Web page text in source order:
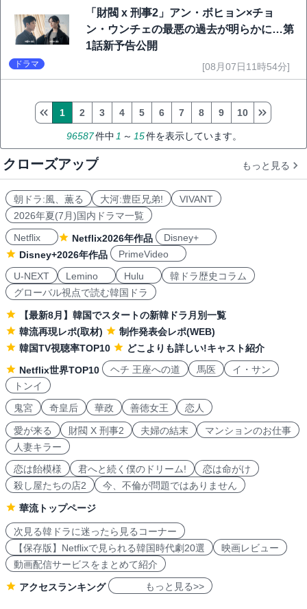
「財閥 x 刑事2」アン・ボヒョン×チョ
ン・ウンチェの最悪の過去が明らかに…第
1話新予告公開
ドラマ [08月07日11時54分]
96587件中 1 ～ 15件を表示しています。
1 2 3 4 5 6 7 8 9 10
クローズアップ もっと見る
朝ドラ:風、薫る 大河:豊臣兄弟!
VIVANT
2026年夏(7月)国内ドラマ一覧
Netflix
Netflix2026年作品
Disney+
Disney+2026年作品
PrimeVideo
U-NEXT
Lemino Hulu
韓ドラ歴史コラム
グローバル視点で読む韓国ドラ
【最新8月】韓国でスタートの新韓ドラ月別一覧
韓流再現レポ(取材)
制作発表会レポ(WEB)
韓国TV視聴率TOP10
どこよりも詳しい!キャスト紹介
Netflix世界TOP10
ヘチ 王座への道 馬医
イ・サン
トンイ
鬼宮
奇皇后 華政 善徳女王 恋人
愛が来る 財閥 X 刑事2 夫婦の結末
マンションのお仕事
人妻キラー
恋は飴模様
君へと続く僕のドリーム!
恋は命がけ
殺し屋たちの店2
今、不倫が問題ではありません
華流トップページ
次見る韓ドラに迷ったら見るコーナー
【保存版】Netflixで見られる韓国時代劇20選
映画レビュー
動画配信サービスをまとめて紹介
アクセスランキング もっと見る>>